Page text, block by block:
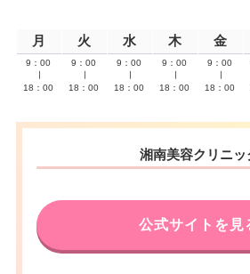
月 火 水 木 金
9：00
18：00
9：00
18：00
9：00
18：00
9：00
18：00
9：00
18：00
湘南美容クリニッ
公式サイトを見